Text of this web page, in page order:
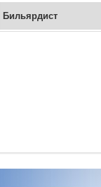
Бильярдист